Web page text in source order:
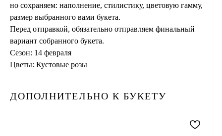
но сохраняем: наполнение, стилистику, цветовую гамму,
размер выбранного вами букета.
Перед отправкой, обязательно отправляем финальный
вариант собранного букета.
Сезон: 14 февраля
Цветы: Кустовые розы
ДОПОЛНИТЕЛЬНО К БУКЕТУ